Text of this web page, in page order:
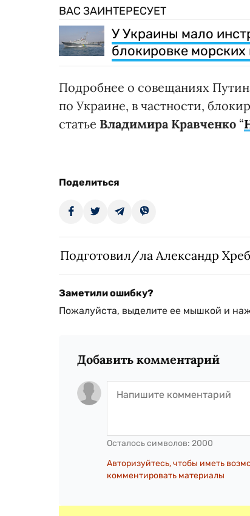
ВАС ЗАИНТЕРЕСУЕТ
У Украины мало
блокировке морских
Подробнее о совещаниях
по Украине, в частности,
статье Владимира Кравченко “
Поделиться
Подготовил/ла Александр
Заметили ошибку?
Пожалуйста, выделите ее мышкой и
Добавить комментарий
Осталось символов: 2000
Авторизуйтесь, чтобы иметь
комментировать материалы